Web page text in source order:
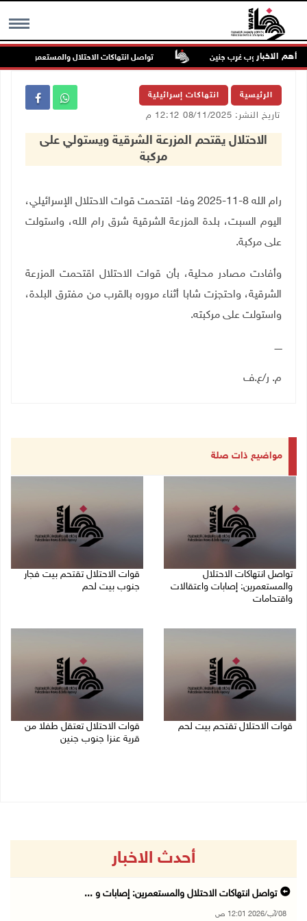
MENU أهم الاخبار
يعبد جنوب غرب جنين تواصل انتهاكات الاحتلال والمستعمرين: إصابات
الرئيسية انتهاكات إسرائيلية
تاريخ النشر: 08/11/2025 12:12 م
الاحتلال يقتحم المزرعة الشرقية ويستولي على
مركبة
رام الله 8-11-2025 وفا- اقتحمت قوات الاحتلال الإسرائيلي،
اليوم السبت، بلدة المزرعة الشرقية شرق رام الله، واستولت
على مركبة.
وأفادت مصادر محلية، بأن قوات الاحتلال اقتحمت المزرعة
الشرقية، واحتجزت شابا أثناء مروره بالقرب من مفترق البلدة،
واستولت على مركبته.
ـــــ
م. ر/ع.ف
مواضيع ذات صلة
تواصل انتهاكات الاحتلال
والمستعمرين: إصابات واعتقالات
واقتحامات
قوات الاحتلال تقتحم بيت فجار
جنوب بيت لحم
قوات الاحتلال تقتحم بيت لحم
قوات الاحتلال تعتقل طفلا من
قرية عنزا جنوب جنين
أحدث الاخبار
تواصل انتهاكات الاحتلال والمستعمرين: إصابات و ...
08/آب/2026 12:01 ص